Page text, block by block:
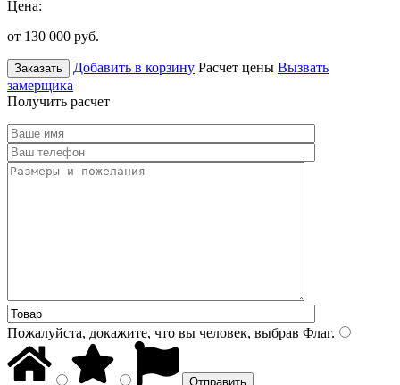
Цена:
от 130 000 руб.
Заказать Добавить в корзину Расчет цены Вызвать
замерщика
Получить расчет
Пожалуйста, докажите, что вы человек, выбрав Флаг.